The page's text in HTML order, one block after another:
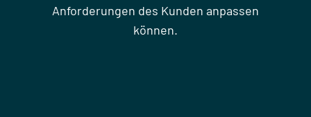
Anforderungen des Kunden anpassen
können.